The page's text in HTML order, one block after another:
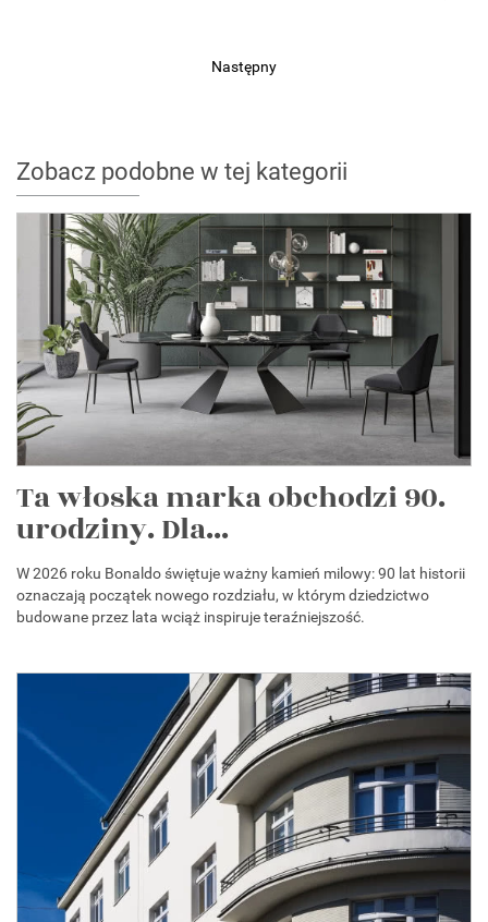
Następny
Zobacz podobne w tej kategorii
Ta włoska marka obchodzi 90.
urodziny. Dla...
W 2026 roku Bonaldo świętuje ważny kamień milowy: 90 lat historii
oznaczają początek nowego rozdziału, w którym dziedzictwo
budowane przez lata wciąż inspiruje teraźniejszość.